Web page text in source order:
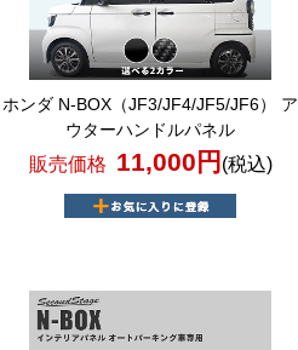
ホンダ N-BOX（JF3/JF4/JF5/JF6） ア
ウターハンドルパネル
販売価格 11,000円 (税込)